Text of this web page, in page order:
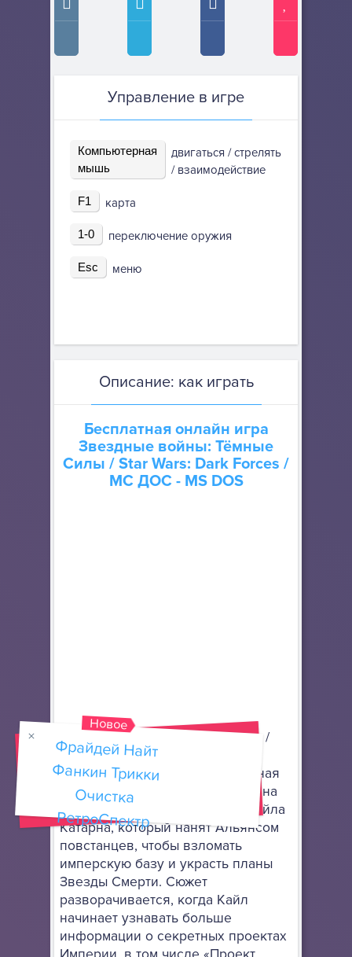
Управление в игре
Компьютерная
мышь
двигаться / стрелять
/ взаимодействие
F1 карта
1-0 переключение оружия
Esc меню
Описание: как играть
Бесплатная онлайн игра
Звездные войны: Тёмные
Силы / Star Wars: Dark Forces /
МС ДОС - MS DOS
Звездные войны: Тёмные Силы /
Star Wars: Dark Forces - это 3D
шутер от первого лица. Сюжетная
линия Темных сил сосредоточена
вокруг наемного персонажа Кайла
Катарна, который нанят Альянсом
повстанцев, чтобы взломать
имперскую базу и украсть планы
Звезды Смерти. Сюжет
разворачивается, когда Кайл
начинает узнавать больше
информации о секретных проектах
Новое
Фрайдей Найт
Фанкин Трикки
Очистка
РетроСпектр